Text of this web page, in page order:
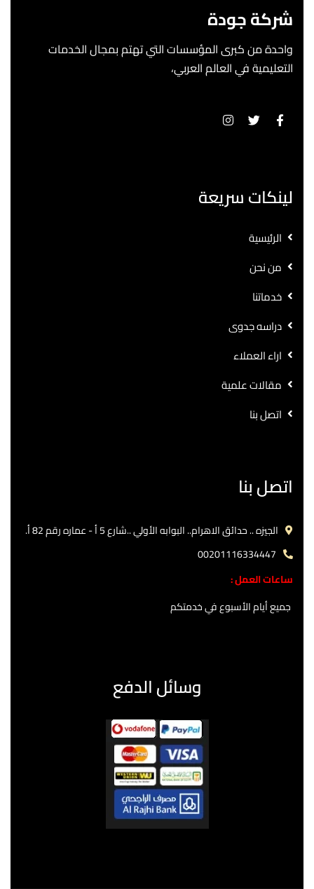
شركة جودة
واحدة من كبرى المؤسسات التي تهتم بمجال الخدمات
التعليمية في العالم العربي،
لينكات سريعة
الرئيسية
من نحن
خدماتنا
دراسه جدوى
اراء العملاء
مقالات علمية
اتصل بنا
اتصل بنا
الجيزه .. حدائق الاهرام.. البوابه الأولي ..شارع 5 أ - عماره رقم 82 أ.
00201116334447
ساعات العمل :
جميع أيام الأسبوع في خدمتكم
وسائل الدفع